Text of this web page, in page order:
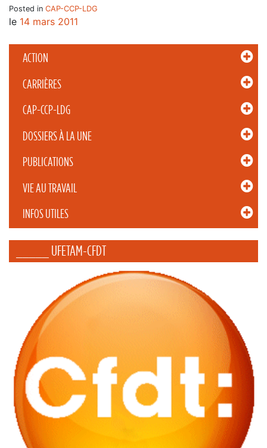
ACTION
CARRIÈRES
CAP-CCP-LDG
DOSSIERS À LA UNE
PUBLICATIONS
VIE AU TRAVAIL
INFOS UTILES
_____ UFETAM-CFDT
Posted in CAP-CCP-LDG
le 14 mars 2011